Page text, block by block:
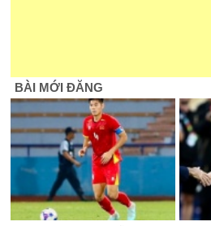
BÀI MỚI ĐĂNG